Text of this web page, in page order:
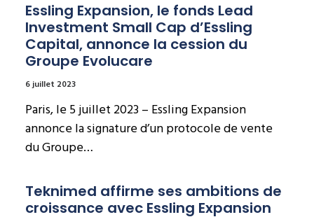
Essling Expansion, le fonds Lead
Investment Small Cap d’Essling
Capital, annonce la cession du
Groupe Evolucare
6 juillet 2023
Paris, le 5 juillet 2023 – Essling Expansion
annonce la signature d’un protocole de vente
du Groupe…
Teknimed affirme ses ambitions de
croissance avec Essling Expansion